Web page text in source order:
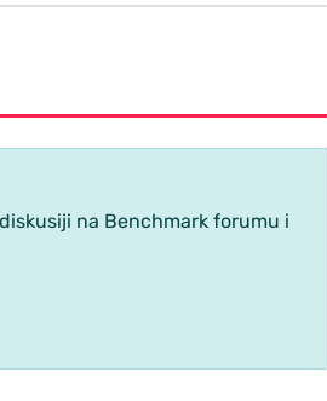
na Benchmark forumu i